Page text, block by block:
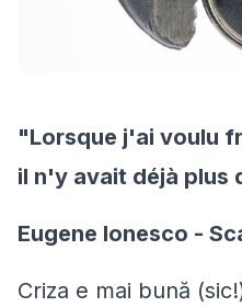
"Lorsque j'ai voulu
il n'y avait déjà plus
Eugene Ionesco -
Criza e mai bună